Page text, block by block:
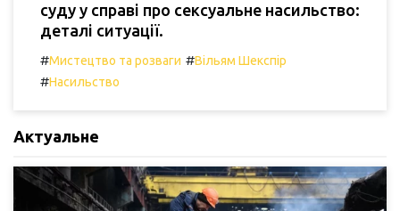
суду у справі про сексуальне насильство:
деталі ситуації.
#Мистецтво та розваги #Вільям Шекспір
#Насильство
Актуальне